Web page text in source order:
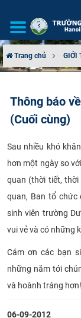
CƠ CẤU TỔ
ĐÀO TẠO
ĐẢM BẢO
KHOA HỌC
HTQT
CỰU NGƯỜI
Trang chủ GIỚI
Thông báo
(Cuối cùng)
Sau nhiều khó
hơn một ngày so
quan (thời tiết,
quan, Ban tổ chức
sinh viên trường
vui vẻ và có những
Cám ơn các bạn
những năm tới
và hoành tráng hơn!
06-09-2012